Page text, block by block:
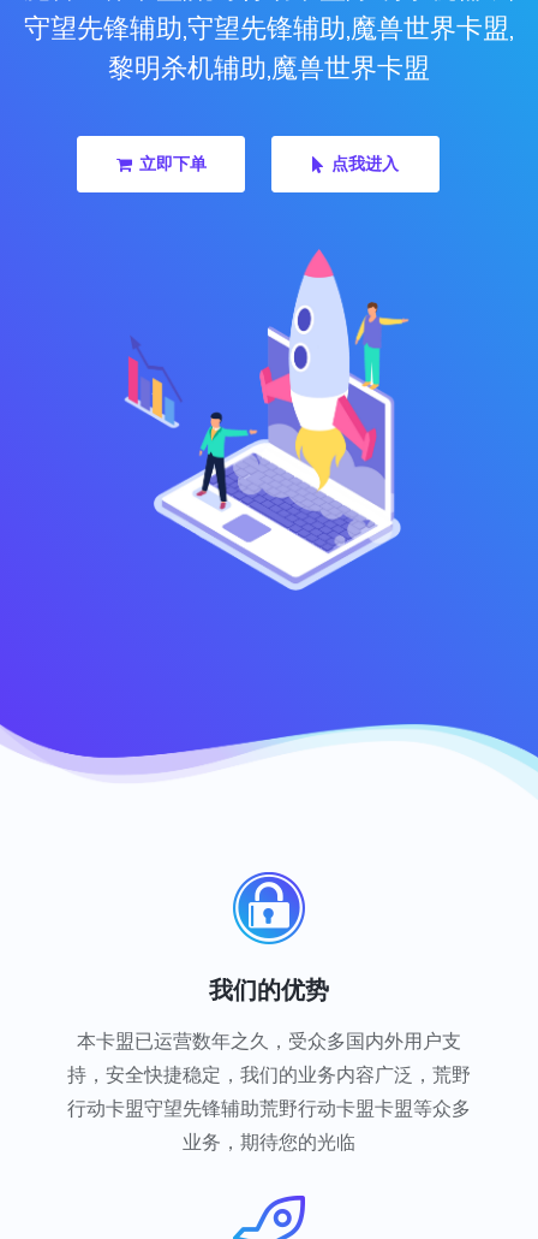
守望先锋辅助,守望先锋辅助,魔兽世界卡盟,
黎明杀机辅助,魔兽世界卡盟
立即下单 点我进入
我们的优势
本卡盟已运营数年之久，受众多国内外用户支
持，安全快捷稳定，我们的业务内容广泛，荒野
行动卡盟守望先锋辅助荒野行动卡盟卡盟等众多
业务，期待您的光临